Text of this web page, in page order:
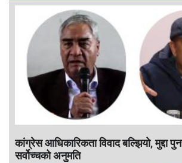
कांग्रेस आधिकारिकता विवाद बल्झियो, मुद्दा
सर्वोच्चको अनुमति